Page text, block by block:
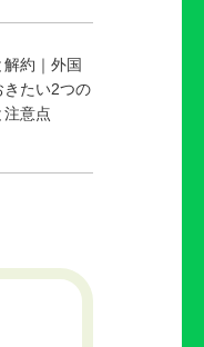
約｜外国
たい2つの
注意点